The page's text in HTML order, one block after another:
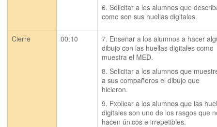
6. Solicitar a los alumnos que
como son sus huellas digitales.
Cierre 00:10
7. Enseñar a los alumnos a hacer
dibujo con las huellas digitales como
muestra el MED.
8. Solicitar a los alumnos que
a sus compañeros el dibujo que
hicieron.
9. Explicar a los alumnos que las
digitales son uno de los rasgos que
hacen únicos e irrepetibles.